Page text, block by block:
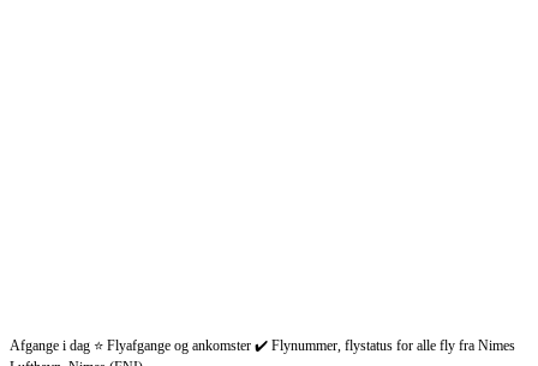
Afgange i dag ⭐ Flyafgange og ankomster ✔️ Flynummer, flystatus for alle fly fra Nimes